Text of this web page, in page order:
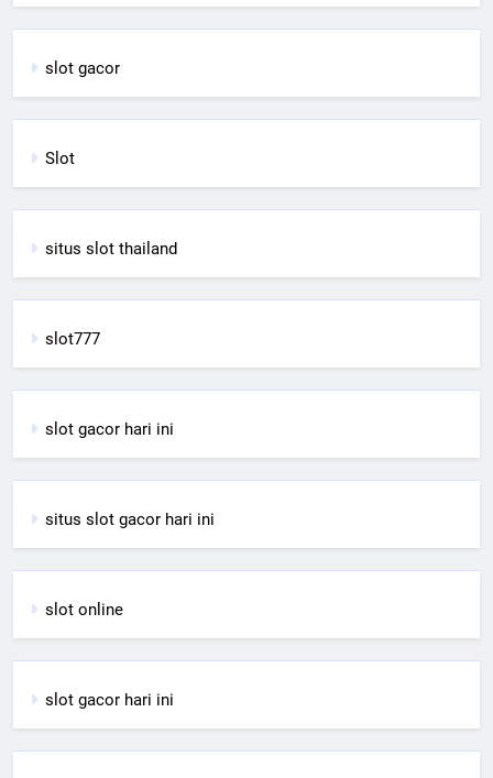
slot gacor
Slot
situs slot thailand
slot777
slot gacor hari ini
situs slot gacor hari ini
slot online
slot gacor hari ini